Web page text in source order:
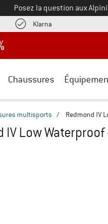
Posez la question aux
KlarnaTrouve les
Chaussures
multisports / Redmond IV
IV Low